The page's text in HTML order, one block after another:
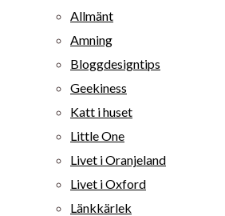
Allmänt
Amning
Bloggdesigntips
Geekiness
Katt i huset
Little One
Livet i Oranjeland
Livet i Oxford
Länkkärlek